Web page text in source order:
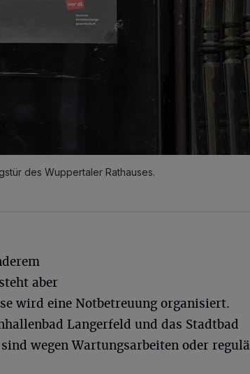
des Wuppertaler Rathauses.
aber
wird eine Notbetreuung organisiert.
Langerfeld und das Stadtbad
wegen Wartungsarbeiten oder